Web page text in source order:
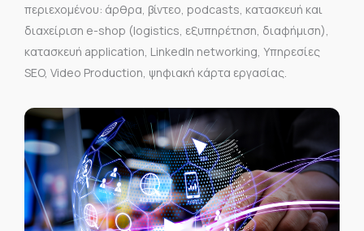
περιεχομένου: άρθρα, βίντεο, podcasts, κατασκευή και
διαχείριση e-shop (logistics, εξυπηρέτηση, διαφήμιση),
κατασκευή application, LinkedIn networking, Υπηρεσίες
SEO, Video Production, ψηφιακή κάρτα εργασίας.